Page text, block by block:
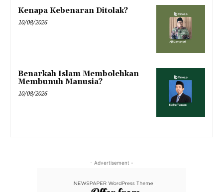
Kenapa Kebenaran Ditolak?
10/08/2026
Benarkah Islam Membolehkan
Membunuh Manusia?
10/08/2026
- Advertisement -